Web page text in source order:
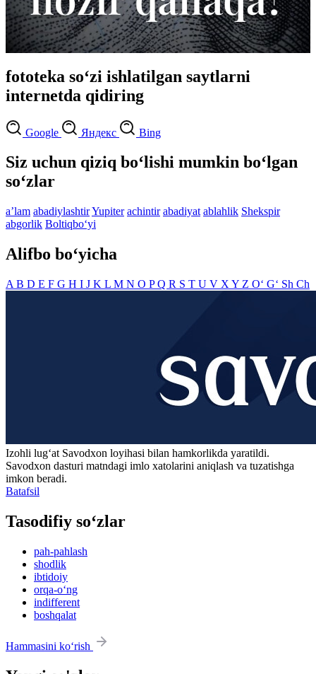
fototeka so‘zi ishlatilgan saytlarni
internetda qidiring
Google Яндекс Bing
Siz uchun qiziq bo‘lishi mumkin bo‘lgan
so‘zlar
aʼlam abadiylashtirYupiter achintir abadiyat ablahlik Shekspir
abgorlik Boltiqbo‘yi
Alifbo bo‘yicha
A B D E F G H I J K L M N O PQ R S T U V X Y Z O‘ G‘ Sh Ch
Izohli lugʻat Savodxon loyihasi bilan hamkorlikda yaratildi.
Savodxon dasturi matndagi imlo xatolarini aniqlash va tuzatishga
imkon beradi.
Batafsil
Tasodifiy so‘zlar
pah-pahlash
shodlik
ibtidoiy
orqa-o‘ng
indifferent
boshqalat
Hammasini ko‘rish